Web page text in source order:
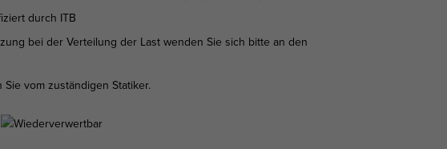
durch ITB
bei der Verteilung der Last wenden Sie sich bitte an den
vom zuständigen Statiker.